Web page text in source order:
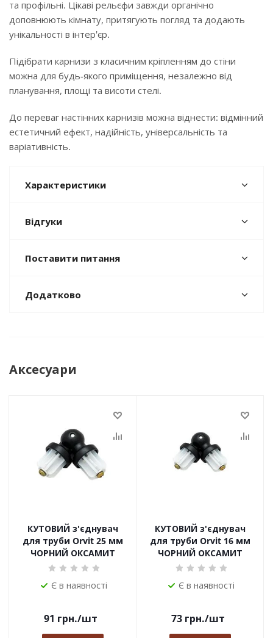
та профільні. Цікаві рельєфи завжди органічно
доповнюють кімнату, притягують погляд та додають
унікальності в інтер'єр.
Підібрати карнизи з класичним кріпленням до стіни
можна для будь-якого приміщення, незалежно від
планування, площі та висоти стелі.
До переваг настінних карнизів можна віднести: відмінний
естетичний ефект, надійність, універсальність та
варіативність.
Характеристики
Відгуки
Поставити питання
Додатково
Аксесуари
КУТОВИЙ з'єднувач
для труби Orvit 25 мм
ЧОРНИЙ ОКСАМИТ
Є в наявності
91 грн./шт
КУТОВИЙ з'єднувач
для труби Orvit 16 мм
ЧОРНИЙ ОКСАМИТ
Є в наявності
73 грн./шт